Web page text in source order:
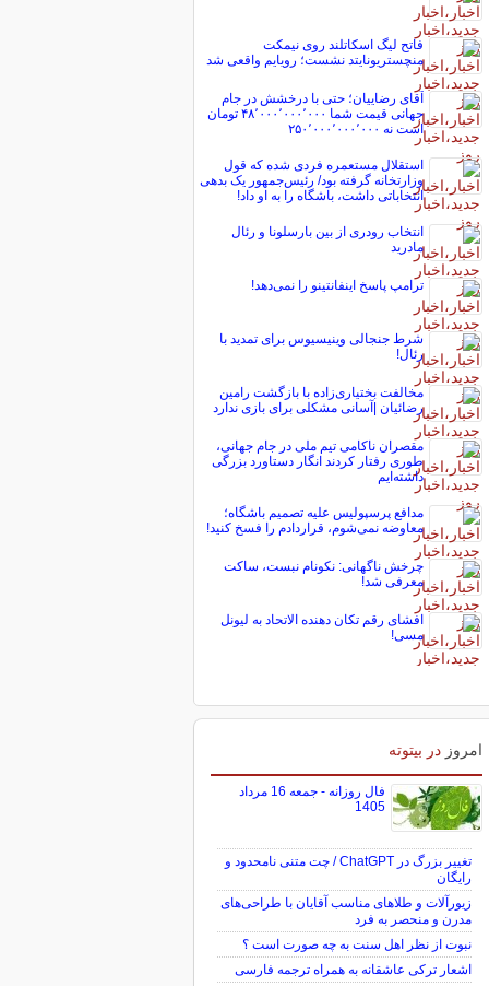
فاتح لیگ اسکاتلند روی نیمکت
منچستریونایتد نشست؛ رویایم واقعی شد
آقای رضاییان؛ حتی با درخشش در جام
جهانی قیمت شما ۴۸٬۰۰۰٬۰۰۰٬۰۰۰ تومان
است نه ۲۵۰٬۰۰۰٬۰۰۰٬۰۰۰
استقلال مستعمره فردی شده که قول
وزارتخانه گرفته بود/ رئیس‌جمهور یک بدهی
انتخاباتی داشت، باشگاه را به او داد!
انتخاب رودری از بین بارسلونا و رئال
مادرید
ترامپ پاسخ اینفانتینو را نمی‌دهد!
شرط جنجالی وینیسیوس برای تمدید با
رئال!
مخالفت بختیاری‌زاده با بازگشت رامین
رضائیان |آسانی مشکلی برای بازی ندارد
مقصران ناکامی تیم ملی در جام جهانی،
طوری رفتار کردند انگار دستاورد بزرگی
داشته‌ایم
مدافع پرسپولیس علیه تصمیم باشگاه؛
معاوضه نمی‌شوم، قراردادم را فسخ کنید!
چرخش ناگهانی: نکونام نبست، ساکت
معرفی شد!
افشای رقم تکان دهنده الاتحاد به لیونل
مسی!
امروز در بیتوته
فال روزانه - جمعه 16 مرداد
1405
تغییر بزرگ در ChatGPT / چت متنی نامحدود و
رایگان
زیورآلات و طلاهای مناسب آقایان با طراحی‌های
مدرن و منحصر به فرد
نبوت از نظر اهل سنت به چه صورت است ؟
اشعار ترکی عاشقانه به همراه ترجمه فارسی